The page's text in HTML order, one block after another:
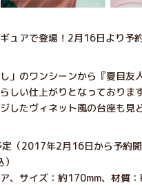
ュアで登場！2月16日より予
」のワンシーンから『夏目友
しい仕上がりとなっております
したヴィネット風の台座も見
（2017年2月16日から予約開
、サイズ：約170mm、材質：